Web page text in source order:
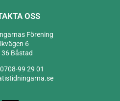
OSS
Förening
6
Båstad
99 29 01